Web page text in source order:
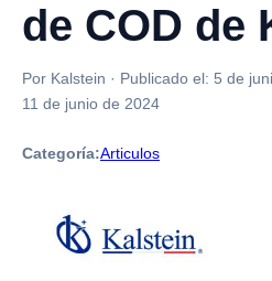
de COD de
Por Kalstein · Publicado el: 5 de
11 de junio de 2024
Categoría:Articulos